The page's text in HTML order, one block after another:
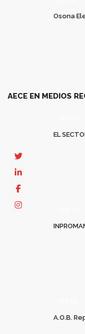
Osona
AECE EN MEDIOS
EL
A.O.B.